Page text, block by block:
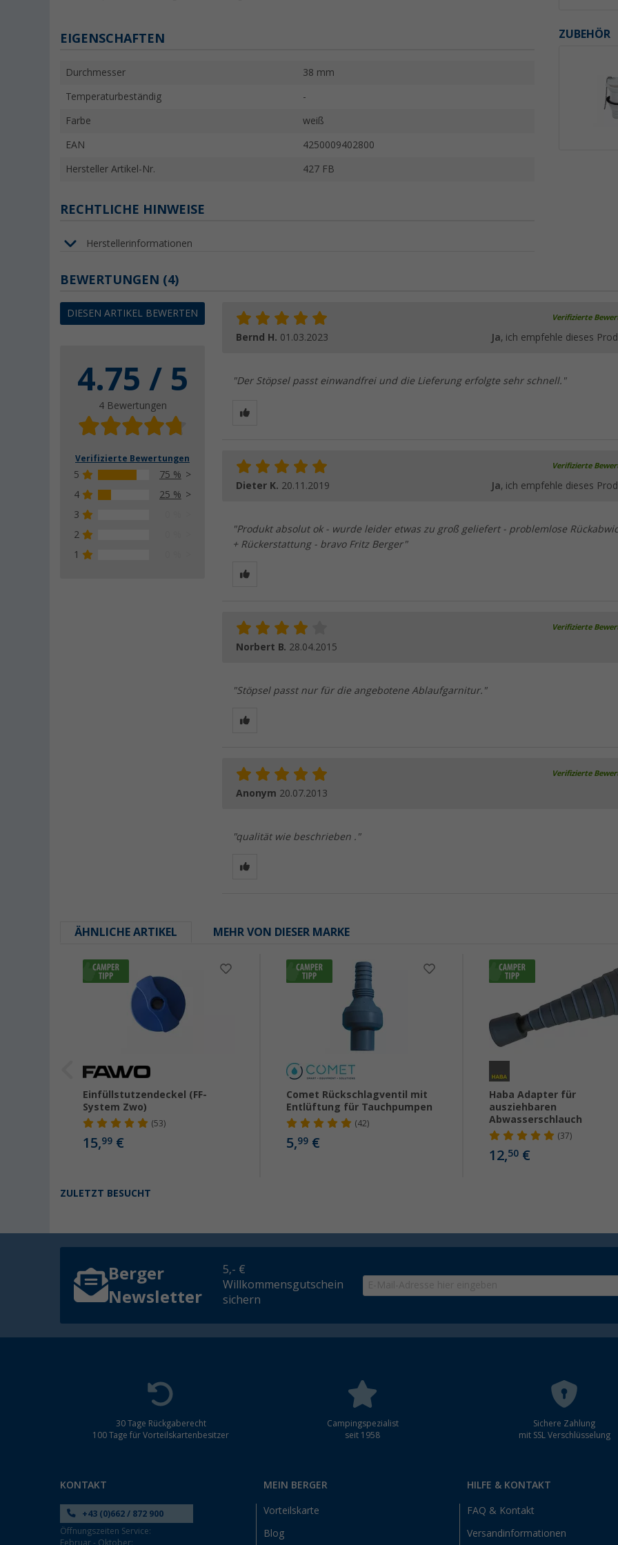
ZUBEHÖR
EIGENSCHAFTEN
Durchmesser 38 mm
Temperaturbeständig -
Farbe weiß
EAN 4250009402800
Hersteller Artikel-Nr. 427 FB
RECHTLICHE HINWEISE
Herstellerinformationen
BEWERTUNGEN (4)
DIESEN ARTIKEL BEWERTEN
4.75 / 5
4 Bewertungen
Verifizierte Bewertungen
5
75 %
4
25 %
3
2
1
Verifizierte
Bernd H. 01.03.2023 Ja, ich empfehle dieses
"Der Stöpsel passt einwandfrei und die Lieferung erfolgte sehr schnell."
Verifizierte
Dieter K. 20.11.2019 Ja, ich empfehle dieses
"Produkt absolut ok - wurde leider etwas zu groß geliefert - problemlose
+ Rückerstattung - bravo Fritz Berger"
Verifizierte
Norbert B. 28.04.2015
"Stöpsel passt nur für die angebotene Ablaufgarnitur."
Verifizierte
Anonym 20.07.2013
"qualität wie beschrieben ."
ÄHNLICHE ARTIKEL MEHR VON DIESER MARKE
Einfüllstutzendeckel (FF-
System Zwo)
(53)
15,99 €
Comet Rückschlagventil mit
Entlüftung für Tauchpumpen
(42)
5,99€
Haba Adapter für
ausziehbaren
Abwasserschlauch
(37)
12,50 €
ZULETZT BESUCHT
Berger
Newsletter
5,- €
Willkommensgutschein
sichern
30 Tage Rückgaberecht
100 Tage für Vorteilskartenbesitzer
Campingspezialist
seit 1958
Sichere Zahlung
mit SSL Verschlüsselung
KONTAKT
+43 (0)662 / 872 900
Öffnungszeiten Service:
MEIN BERGER
Vorteilskarte
Blog
HILFE & KONTAKT
FAQ & Kontakt
Versandinformationen